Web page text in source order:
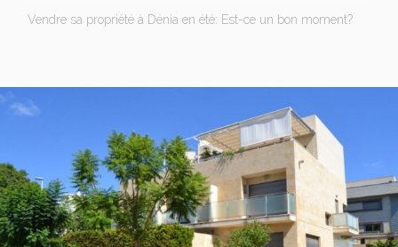
Vendre sa propriété à Dénia en été: Est-ce un bon moment?